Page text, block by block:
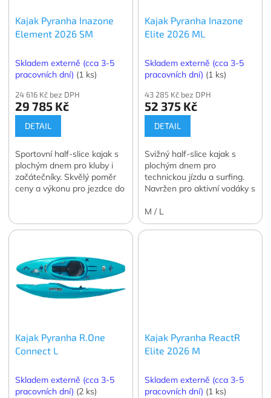
Kajak Pyranha Inazone
Element 2026 SM
Skladem externě (cca 3-5
pracovních dní) (1 ks)
24 616 Kč bez DPH
29 785 Kč
DETAIL
Sportovní half-slice kajak s
plochým dnem pro kluby i
začátečníky. Skvělý poměr
ceny a výkonu pro jezdce do
Kajak Pyranha Inazone
Elite 2026 ML
Skladem externě (cca 3-5
pracovních dní) (1 ks)
43 285 Kč bez DPH
52 375 Kč
DETAIL
Svižný half-slice kajak s
plochým dnem pro
technickou jízdu a surfing.
Navržen pro aktivní vodáky s
M / L
Kajak Pyranha R.One
Connect L
Skladem externě (cca 3-5
pracovních dní) (2 ks)
Kajak Pyranha ReactR
Elite 2026 M
Skladem externě (cca 3-5
pracovních dní) (1 ks)